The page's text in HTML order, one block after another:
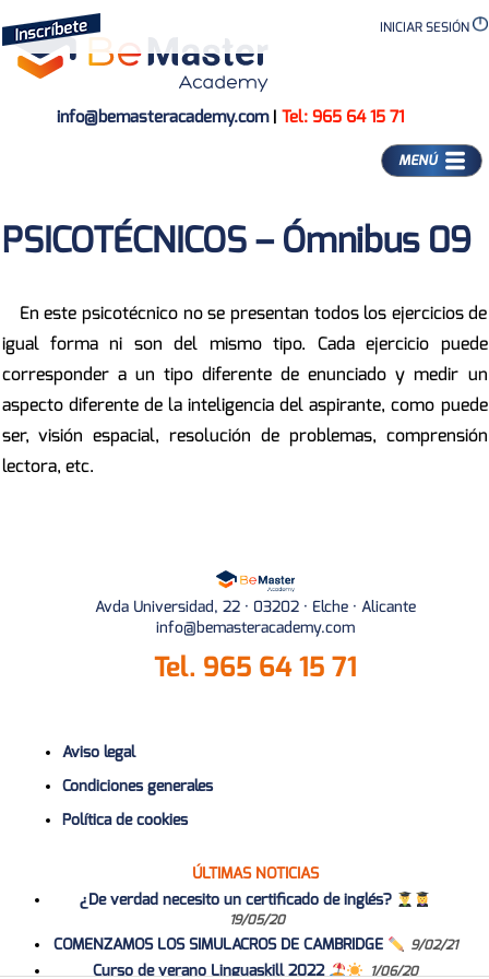
INICIAR SESIÓN
info@bemasteracademy.com| Tel: 965 64 15 71
MENÚ
PSICOTÉCNICOS – Ómnibus 09
En este psicotécnico no se presentan todos los ejercicios de
igual forma ni son del mismo tipo. Cada ejercicio puede
corresponder a un tipo diferente de enunciado y medir un
aspecto diferente de la inteligencia del aspirante, como puede
ser, visión espacial, resolución de problemas, comprensión
lectora, etc.
Avda Universidad, 22 · 03202 · Elche · Alicante
info@bemasteracademy.com
Tel. 965 64 15 71
Aviso legal
Condiciones generales
Política de cookies
ÚLTIMAS NOTICIAS
¿De verdad necesito un certificado de inglés?
19/05/20
COMENZAMOS LOS SIMULACROS DE CAMBRIDGE 9/02/21
Curso de verano Linguaskill 2022 1/06/20